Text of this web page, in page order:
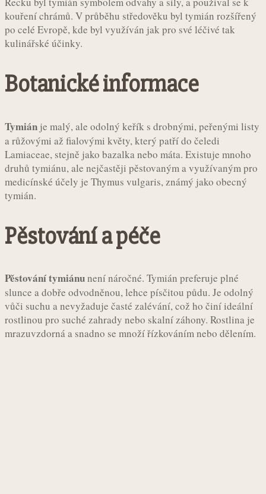
kouření chrámů. V průběhu středověku byl tymián rozšířený
po celé Evropě, kde byl využíván jak pro své léčivé tak
kulinářské účinky.
Botanické informace
Tymián je malý, ale odolný keřík s drobnými, peřenými listy
a růžovými až fialovými květy, který patří do čeledi
Lamiaceae, stejně jako bazalka nebo máta. Existuje mnoho
druhů tymiánu, ale nejčastěji pěstovaným a využívaným pro
medicínské účely je Thymus vulgaris, známý jako obecný
tymián.
Pěstování a péče
Pěstování tymiánunení náročné. Tymián preferuje plné
slunce a dobře odvodněnou, lehce písčitou půdu. Je odolný
vůči suchu a nevyžaduje časté zalévání, což ho činí ideální
rostlinou pro suché zahrady nebo skalní záhony. Rostlina je
mrazuvzdorná a snadno se množí řízkováním nebo dělením.